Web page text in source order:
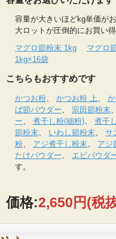
容量が大きいほどkg単価が
大ロットが圧倒的にお買い得
マグロ節粉末 1kg
マグロ
1kg×16袋
こちらもおすすめです
かつお粉 かつお粉 上
ば節パウダー
宗田節粉末
ー
煮干し粉(細粉) 煮干
節粉末
いわし節粉末 サ
粉
アジ煮干し粉末 アジ
たけパウダー
エビパウダ
す。
価格:2,650円(税